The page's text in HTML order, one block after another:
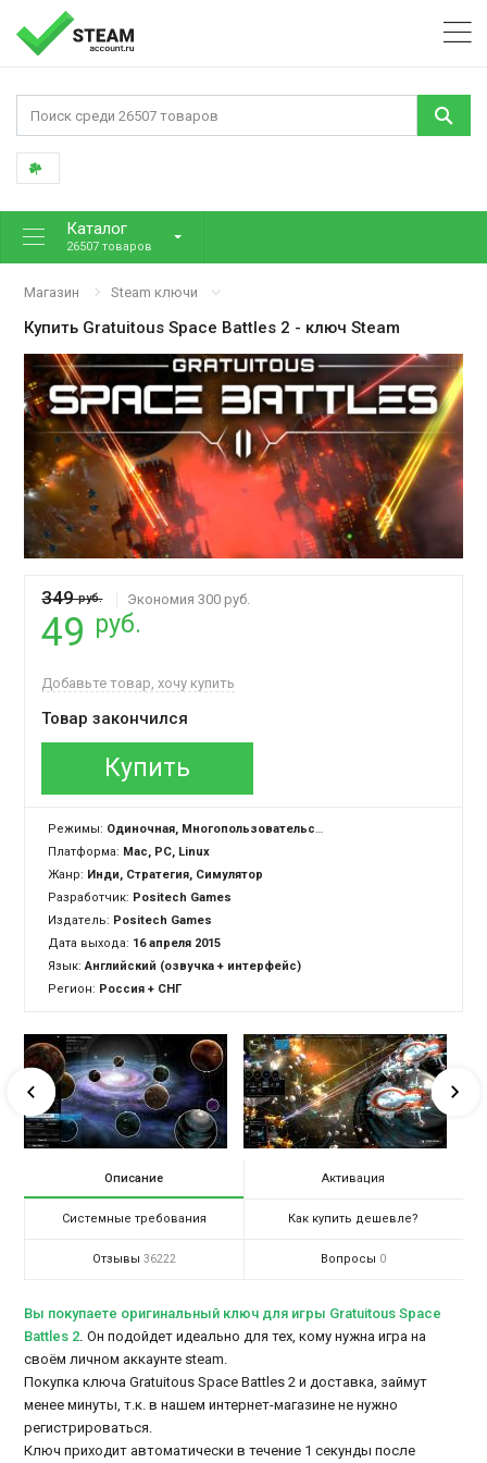
Каталог
26507 товаров
Магазин Steam ключи
Купить Gratuitous Space Battles 2 - ключ Steam
349руб. Экономия 300 руб.
49 руб.
Добавьте товар, хочу купить
Товар закончился
Купить
Режимы: Одиночная, Многопользовательская
Платформа: Mac, PC, Linux
Жанр: Инди, Стратегия, Симулятор
Разработчик: Positech Games
Издатель: Positech Games
Дата выхода: 16 апреля 2015
Язык:Английский (озвучка + интерфейс)
Регион: Россия + СНГ
Описание Активация
Системные требования Как купить дешевле?
Отзывы 36222 Вопросы 0
Вы покупаете оригинальный ключ для игры Gratuitous Space
Battles 2. Он подойдет идеально для тех, кому нужна игра на
своём личном аккаунте steam.
Покупка ключа Gratuitous Space Battles 2 и доставка, займут
менее минуты, т.к. в нашем интернет-магазине не нужно
регистрироваться.
Ключ приходит автоматически в течение 1 секунды после